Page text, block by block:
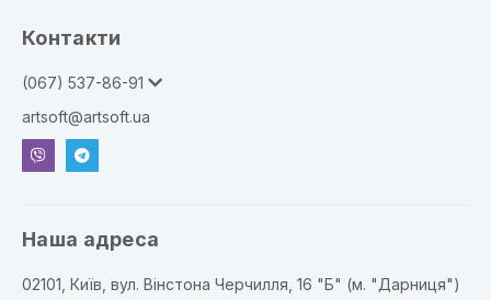
Контакти
(067) 537-86-91
artsoft@artsoft.ua
Наша адреса
02101, Київ, вул. Вінстона Черчилля, 16 "Б" (м. "Дарниця")